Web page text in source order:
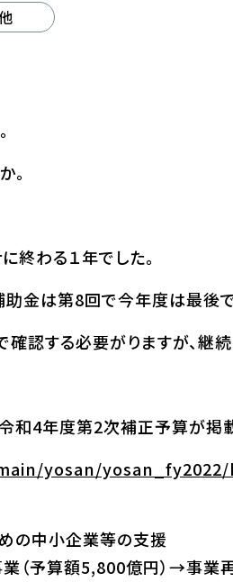
。
終わる１年でした。
金は第8回で今年度は最後
認する必要がりますが、継続
4年度第2次補正予算が掲載
yosan/
の中小企業等の支援
（予算額5,800億円）→事業